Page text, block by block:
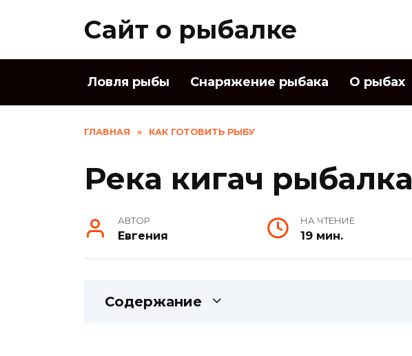
Сайт о рыбалке
Ловля рыбы Снаряжение рыбака О рыбах
ГЛАВНАЯ » КАК ГОТОВИТЬ РЫБУ
Река кигач рыбалка
АВТОР
Евгения
НА ЧТЕНИЕ
19 мин.
Содержание